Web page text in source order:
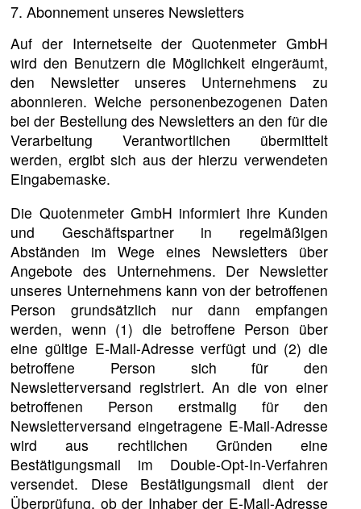
7. Abonnement unseres Newsletters
Auf der Internetseite der Quotenmeter GmbH
wird den Benutzern die Möglichkeit eingeräumt,
den Newsletter unseres Unternehmens zu
abonnieren. Welche personenbezogenen Daten
bei der Bestellung des Newsletters an den für die
Verarbeitung Verantwortlichen übermittelt
werden, ergibt sich aus der hierzu verwendeten
Eingabemaske.
Die Quotenmeter GmbH informiert ihre Kunden
und Geschäftspartner in regelmäßigen
Abständen im Wege eines Newsletters über
Angebote des Unternehmens. Der Newsletter
unseres Unternehmens kann von der betroffenen
Person grundsätzlich nur dann empfangen
werden, wenn (1) die betroffene Person über
eine gültige E-Mail-Adresse verfügt und (2) die
betroffene Person sich für den
Newsletterversand registriert. An die von einer
betroffenen Person erstmalig für den
Newsletterversand eingetragene E-Mail-Adresse
wird aus rechtlichen Gründen eine
Bestätigungsmail im Double-Opt-In-Verfahren
versendet. Diese Bestätigungsmail dient der
Überprüfung, ob der Inhaber der E-Mail-Adresse